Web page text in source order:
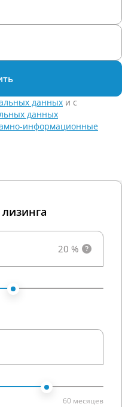
данных и c
данных
информационные
20 %
60 месяцев